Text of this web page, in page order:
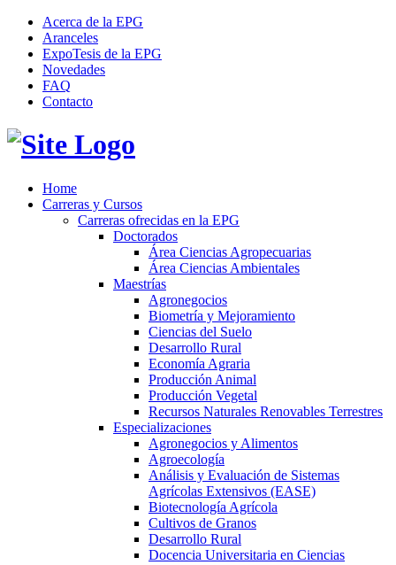
Acerca de la EPG
Aranceles
ExpoTesis de la EPG
Novedades
FAQ
Contacto
Home
Carreras y Cursos
Carreras ofrecidas en la EPG
Doctorados
Área Ciencias Agropecuarias
Área Ciencias Ambientales
Maestrías
Agronegocios
Biometría y Mejoramiento
Ciencias del Suelo
Desarrollo Rural
Economía Agraria
Producción Animal
Producción Vegetal
Recursos Naturales Renovables Terrestres
Especializaciones
Agronegocios y Alimentos
Agroecología
Análisis y Evaluación de Sistemas
Agrícolas Extensivos (EASE)
Biotecnología Agrícola
Cultivos de Granos
Desarrollo Rural
Docencia Universitaria en Ciencias